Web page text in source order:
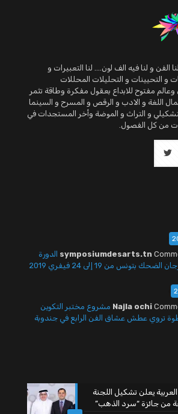
الفن و لنا فيه الف لون.... لنا التعبيرات و
و التحيينات و التحليلات المحللات
وعالم مفتوح للابداع بعقول مفكرة وطاقة تثمر
اللغة و الادب و الرقص و المسرح و السينما
و التراث و الموضة وأخر المستجدات في
من كل الفصول.
symposiumdesarts.tn الدورة
بتونس من 19 إلى 24 فيفري 2019
Najla ochi مشروع مختبر التكوين
تروي عطش عشاق الفن الرابع في جندوبة
يعلن تشكيل اللجنة
من جائزة “سرد الذهب”